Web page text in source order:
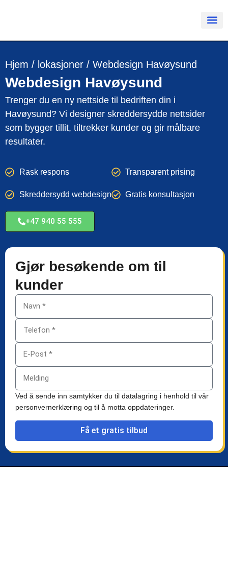
Hjem / lokasjoner / Webdesign Havøysund
Webdesign Havøysund
Trenger du en ny nettside til bedriften din i
Havøysund? Vi designer skreddersydde nettsider
som bygger tillit, tiltrekker kunder og gir målbare
resultater.
Rask respons
Skreddersydd webdesign
Transparent prising
Gratis konsultasjon
+47 940 55 555
Gjør besøkende om til
kunder
Ved å sende inn samtykker du til datalagring i henhold til vår
personvernerklæring og til å motta oppdateringer.
Få et gratis tilbud